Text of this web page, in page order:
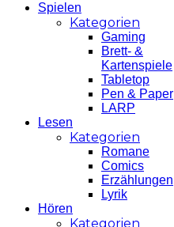
Spielen
Kategorien
Gaming
Brett- &
Kartenspiele
Tabletop
Pen & Paper
LARP
Lesen
Kategorien
Romane
Comics
Erzählungen
Lyrik
Hören
Kategorien